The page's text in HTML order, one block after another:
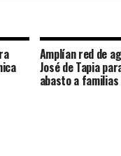
Amplían red de
José de Tapia
abasto a familias